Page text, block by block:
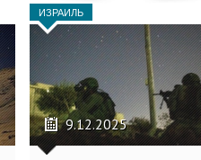
ИЗРАИЛЬ
9.12.2025